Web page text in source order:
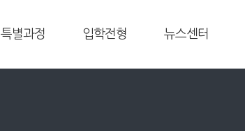
특별과정 입학전형 뉴스센터